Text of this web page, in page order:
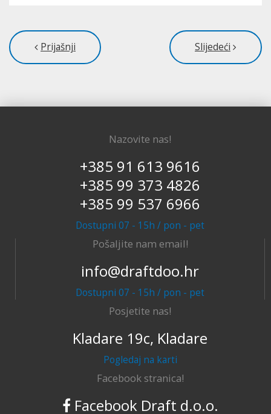
Prijašnji Slijedeći
Nazovite nas!
+385 91 613 9616
+385 99 373 4826
+385 99 537 6966
Dostupni 07 - 15h / pon - pet
Pošaljite nam email!
info@draftdoo.hr
Dostupni 07 - 15h / pon - pet
Posjetite nas!
Kladare 19c, Kladare
Pogledaj na karti
Facebook stranica!
Facebook Draft d.o.o.